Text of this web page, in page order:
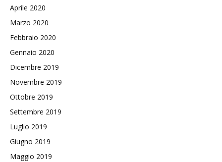
Aprile 2020
Marzo 2020
Febbraio 2020
Gennaio 2020
Dicembre 2019
Novembre 2019
Ottobre 2019
Settembre 2019
Luglio 2019
Giugno 2019
Maggio 2019